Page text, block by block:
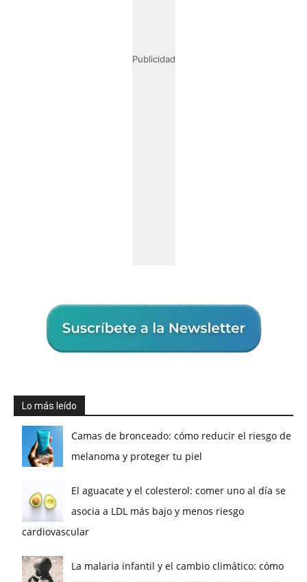
Publicidad
Lo más leído
Camas de bronceado: cómo reducir el riesgo de
melanoma y proteger tu piel
El aguacate y el colesterol: comer uno al día se
asocia a LDL más bajo y menos riesgo
cardiovascular
La malaria infantil y el cambio climático: cómo